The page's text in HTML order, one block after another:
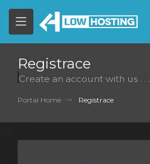
Mobile
Menu
Registrace
Create an account with us . . .
Portal Home Registrace